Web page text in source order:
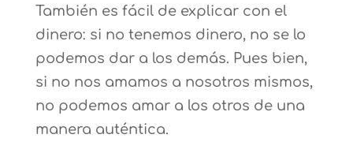
También es fácil de explicar con el
dinero: si no tenemos dinero, no se lo
podemos dar a los demás. Pues bien,
si no nos amamos a nosotros mismos,
no podemos amar a los otros de una
manera auténtica.